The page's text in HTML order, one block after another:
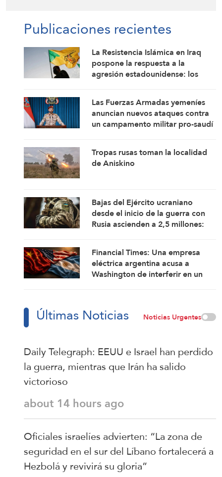
Publicaciones recientes
La Resistencia Islámica en Iraq
pospone la respuesta a la
agresión estadounidense: los
Las Fuerzas Armadas yemeníes
anuncian nuevos ataques contra
un campamento militar pro-saudí
asedio por asedio y escalada por
escalada
Tropas rusas toman la localidad
de Aniskino
Bajas del Ejército ucraniano
desde el inicio de la guerra con
Rusia ascienden a 2,5 millones:
Financial Times: Una empresa
eléctrica argentina acusa a
Washington de interferir en un
Últimas Noticias Noticias Urgentes
Daily Telegraph: EEUU e Israel han perdido
la guerra, mientras que Irán ha salido
victorioso
about 14 hours ago
Oficiales israelíes advierten: “La zona de
seguridad en el sur del Líbano fortalecerá a
Hezbolá y revivirá su gloria”